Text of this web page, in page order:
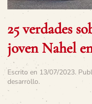
25 verdades
joven Nahel
Escrito en 13/07/2023.
desarrollo.